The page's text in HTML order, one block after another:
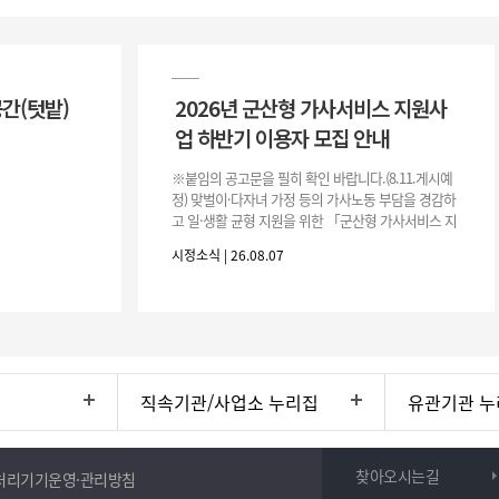
(텃밭)
2026년 군산형 가사서비스 지원사
업 하반기 이용자 모집 안내
※붙임의 공고문을 필히 확인 바랍니다.(8.11.게시예
정) 맞벌이·다자녀 가정 등의 가사노동 부담을 경감하
고 일·생활 균형 지원을 위한 「군산형 가사서비스 지
니 많은 참여 바랍니다. 1
시정소식 | 26.08.07
직속기관/사업소 누리집 유관기관
기기운영·관리방침 찾아오시는길